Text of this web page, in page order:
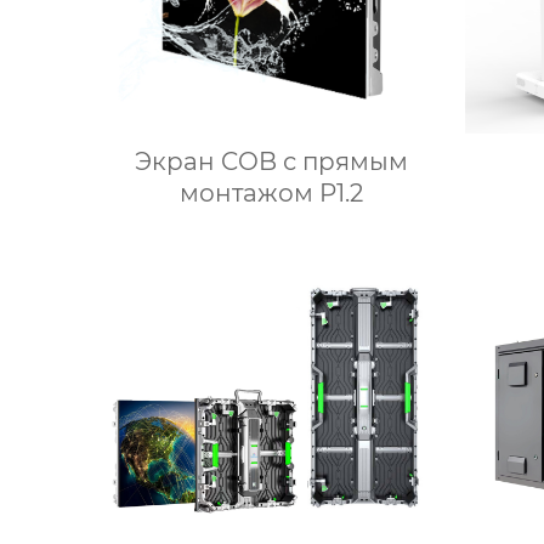
Экран COB с прямым
монтажом P1.2